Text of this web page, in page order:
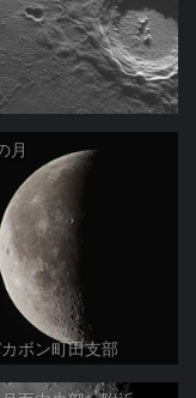
月
ボン町田支部